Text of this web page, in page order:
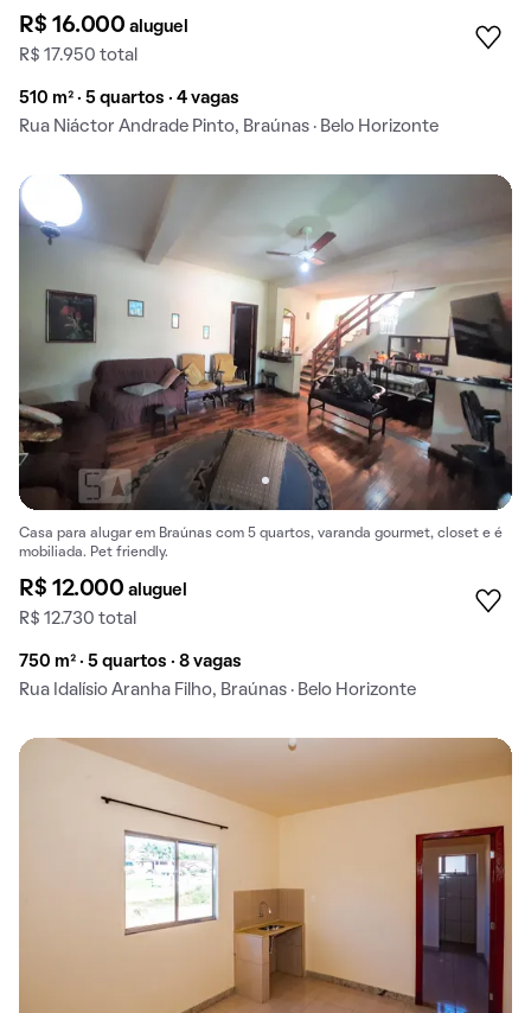
R$ 16.000aluguel
R$ 17.950 total
510 m² · 5 quartos · 4 vagas
Rua Niáctor Andrade Pinto, Braúnas · Belo Horizonte
Casa para alugar em Braúnas com 5 quartos, varanda gourmet, closet e é
mobiliada. Pet friendly.
R$ 12.000aluguel
R$ 12.730 total
750 m² · 5 quartos · 8 vagas
Rua Idalísio Aranha Filho, Braúnas · Belo Horizonte